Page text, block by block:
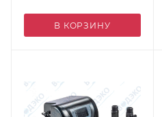
В КОРЗИНУ